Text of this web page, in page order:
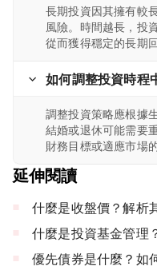
長期投資因其擁有較
風險。時間越長，投
從而獲得穩定的長期回
如何調整投資時程
調整投資策略應根據
結婚或退休可能需要
財務目標或適應市場
延伸閱讀
什麼是收盤價？解析
什麼是投資基金管理
優先債券是什麼？如